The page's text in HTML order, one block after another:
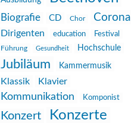
Biografie CD Chor Corona
Dirigenten education
Festival
Führung
Gesundheit Hochschule
Jubiläum Kammermusik
Klassik Klavier
Kommunikation Komponist
Konzert Konzerte